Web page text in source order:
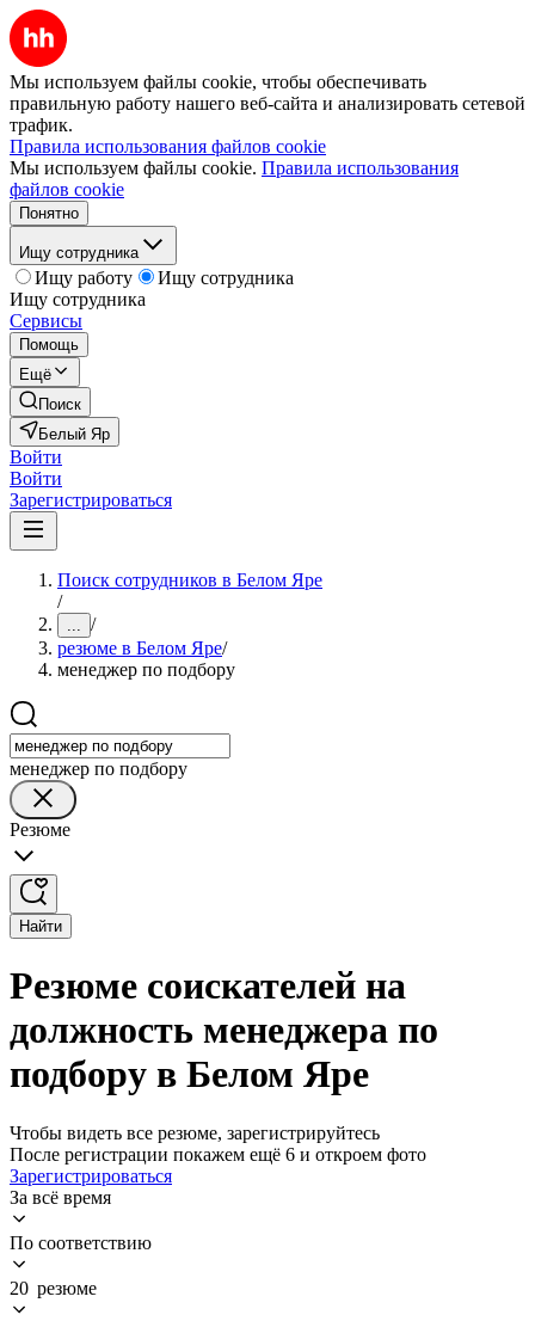
Мы используем файлы cookie, чтобы обеспечивать
правильную работу нашего веб-сайта и анализировать сетевой
трафик.
Правила использования файлов cookie
Мы используем файлы cookie. Правила использования
файлов cookie
Понятно
Ищу сотрудника
Ищу работу
Ищу сотрудника
Ищу сотрудника
Сервисы
Помощь
Ещё
Поиск
Белый Яр
Войти
Войти
Зарегистрироваться
Поиск сотрудников в Белом Яре
/
... /
резюме в Белом Яре/
менеджер по подбору
менеджер по подбору
Резюме
Найти
Резюме соискателей на
должность менеджера по
подбору в Белом Яре
Чтобы видеть все резюме, зарегистрируйтесь
После регистрации покажем ещё 6 и откроем фото
Зарегистрироваться
За всё время
По соответствию
20 резюме